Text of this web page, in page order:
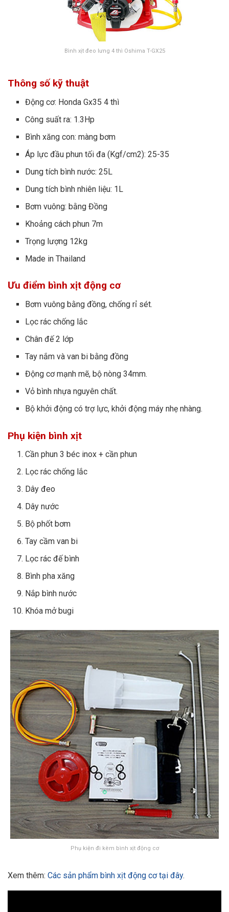
Bình xịt đeo lưng 4 thì Oshima T-GX25
Thông số kỹ thuật
Động cơ: Honda Gx35 4 thì
Công suất ra: 1.3Hp
Bình xăng con: màng bơm
Áp lực đầu phun tối đa (Kgf/cm2): 25-35
Dung tích bình nước: 25L
Dung tích bình nhiên liệu: 1L
Bơm vuông: bằng Đồng
Khoảng cách phun 7m
Trọng lượng 12kg
Made in Thailand
Ưu điểm bình xịt động cơ
Bơm vuông bằng đồng, chống rỉ sét.
Lọc rác chống lắc
Chân đế 2 lớp
Tay nắm và van bi bằng đồng
Động cơ mạnh mẽ, bộ nòng 34mm.
Vỏ bình nhựa nguyên chất.
Bộ khởi động có trợ lực, khởi động máy nhẹ nhàng.
Phụ kiện bình xịt
Cần phun 3 béc inox + cần phun
Lọc rác chống lắc
Dây đeo
Dây nước
Bộ phốt bơm
Tay cầm van bi
Lọc rác đế bình
Bình pha xăng
Nắp bình nước
Khóa mở bugi
Phụ kiện đi kèm bình xịt động cơ
Xem thêm: Các sản phẩm bình xịt động cơ tại đây.